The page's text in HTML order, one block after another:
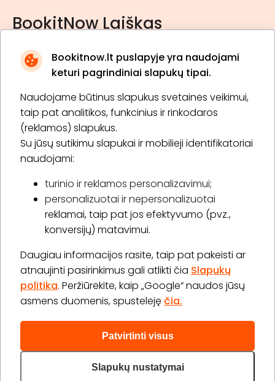
Bookitnow.lt puslapyje yra naudojami
keturi pagrindiniai slapukų tipai.
Naudojame būtinus slapukus svetainės veikimui,
taip pat analitikos, funkcinius ir rinkodaros
(reklamos) slapukus.
Su jūsų sutikimu slapukai ir mobilieji identifikatoriai
naudojami:
turinio ir reklamos personalizavimui;
personalizuotai ir nepersonalizuotai
reklamai, taip pat jos efektyvumo (pvz.,
konversijų) matavimui.
Daugiau informacijos rasite, taip pat pakeisti ar
atnaujinti pasirinkimus gali atlikti čia Slapukų
politika. Peržiūrėkite, kaip „Google“ naudos jūsų
asmens duomenis, spustelėję čia.
Patvirtinti visus
Slapukų nustatymai
BookitNow Laiškas
* Susipažinau su privatumo politika
Prenumeruoti
Apie „BookitNow“
Informacija
„GERA DOVANA“ GRUPĖ
2026 © Visos teisės saugomos info@bookitnow.lt, +370
645 03 111